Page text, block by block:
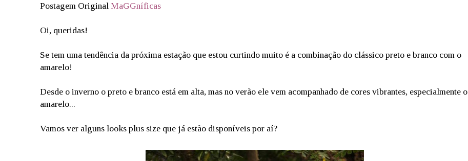
Postagem Original MaGGníficas
Oi, queridas!
Se tem uma tendência da próxima estação que estou curtindo muito é a combinação do clássico preto e branco com o
amarelo!
Desde o inverno o preto e branco está em alta, mas no verão ele vem acompanhado de cores vibrantes, especialmente o
amarelo...
Vamos ver alguns looks plus size que já estão disponíveis por aí?